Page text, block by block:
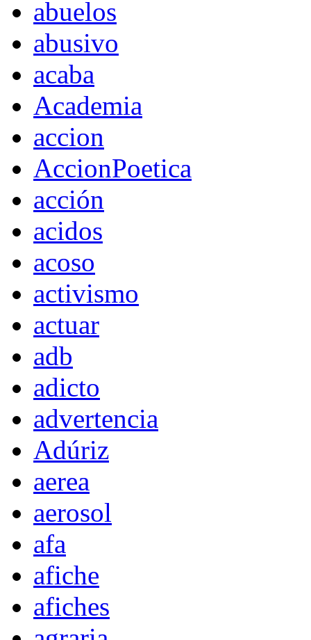
abuelos
abusivo
acaba
Academia
accion
AccionPoetica
acción
acidos
acoso
activismo
actuar
adb
adicto
advertencia
Adúriz
aerea
aerosol
afa
afiche
afiches